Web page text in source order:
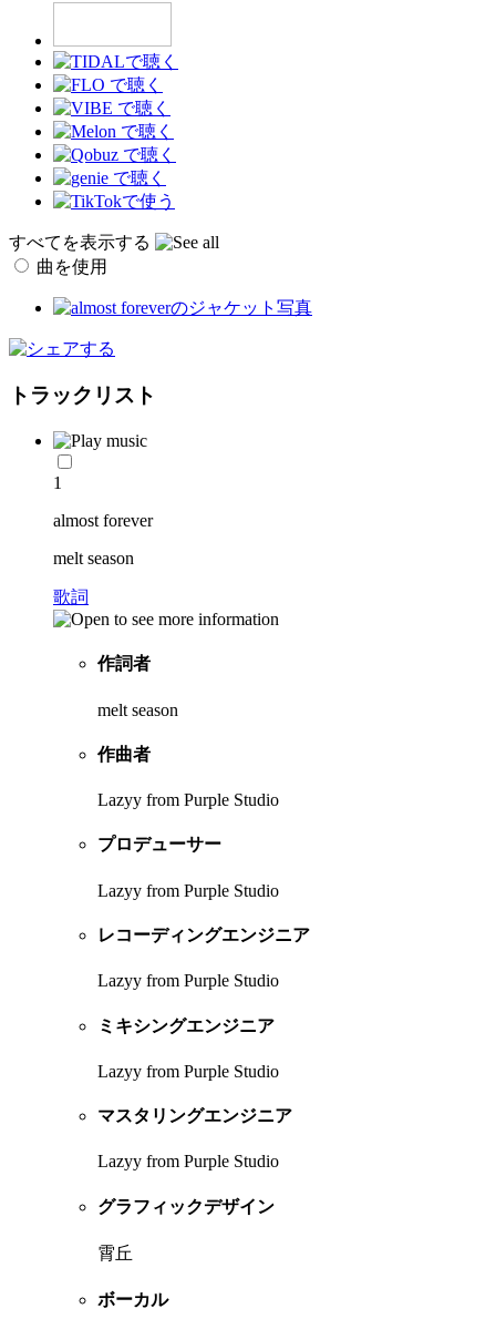
すべてを表示する
曲を使用
トラックリスト
1
almost forever
melt season
歌詞
作詞者
melt season
作曲者
Lazyy from Purple Studio
プロデューサー
Lazyy from Purple Studio
レコーディングエンジニア
Lazyy from Purple Studio
ミキシングエンジニア
Lazyy from Purple Studio
マスタリングエンジニア
Lazyy from Purple Studio
グラフィックデザイン
霄丘
ボーカル